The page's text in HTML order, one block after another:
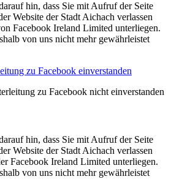
hin, dass Sie mit Aufruf der Seite
Website der Stadt Aichach verlassen
Facebook Ireland Limited unterliegen.
von uns nicht mehr gewährleistet
zu Facebook einverstanden
zu Facebook nicht einverstanden
hin, dass Sie mit Aufruf der Seite
Website der Stadt Aichach verlassen
Facebook Ireland Limited unterliegen.
von uns nicht mehr gewährleistet